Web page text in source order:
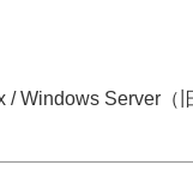
/ Windows Server